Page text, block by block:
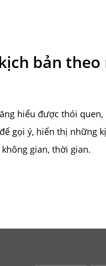
bản
hiểu được thói quen,
gọi ý, hiển thị những
gian, thời gian.